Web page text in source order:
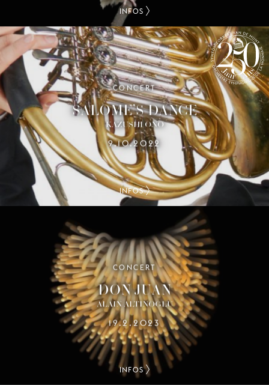
INFOS
250 ANS DE L’ORCHESTRE
SYMPHONIQUE DE LA MONNAIE
CONCERT
SALOME’S DANCE
KAZUSHI ONO
9.10.2022
INFOS
CONCERT
DON JUAN
ALAIN ALTINOGLU
19.2.2023
INFOS